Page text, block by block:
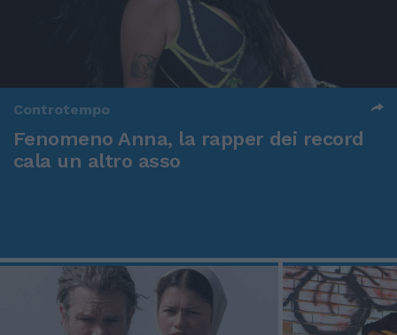
Controtempo
Fenomeno Anna, la rapper dei record
cala un altro asso